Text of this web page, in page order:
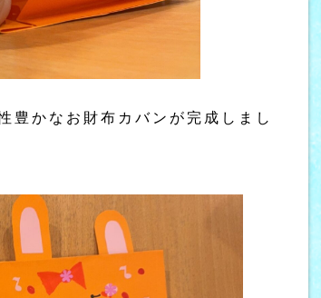
豊かなお財布カバンが完成しまし